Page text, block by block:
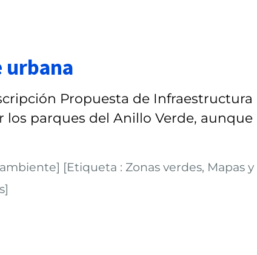
urbana
Propuesta de Infraestructura
los parques del Anillo Verde, aunque
[Etiqueta : Zonas verdes, Mapas y